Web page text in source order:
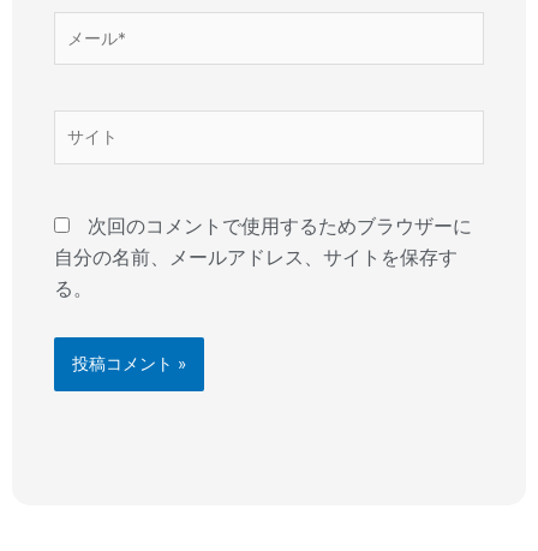
*サ
次回のコメントで使用するためブラウザーに
自分の名前、メールアドレス、サイトを保存す
る。